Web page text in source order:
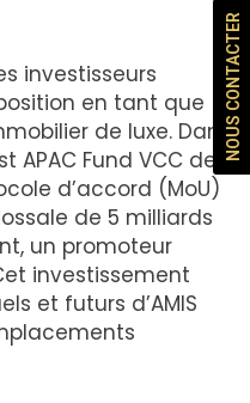
investisseurs
en tant que
de luxe. Dans
APAC Fund VCC de
d’accord (MoU)
de 5 milliards
un promoteur
investissement
et futurs d’AMIS
NOUS CONTACTER